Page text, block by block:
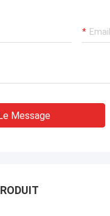
Message